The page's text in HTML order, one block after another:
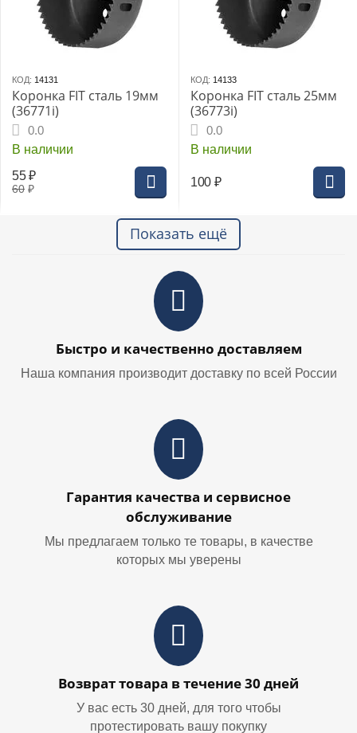
КОД: 14131
Коронка FIT сталь 19мм
(36771i)
0.0
В наличии
60 ₽
55 ₽
КОД: 14133
Коронка FIT сталь 25мм
(36773i)
0.0
В наличии
100 ₽
Показать ещё
Быстро и качественно доставляем
Наша компания производит доставку по всей России
Гарантия качества и сервисное
обслуживание
Мы предлагаем только те товары, в качестве
которых мы уверены
Возврат товара в течение 30 дней
У вас есть 30 дней, для того чтобы
протестировать вашу покупку